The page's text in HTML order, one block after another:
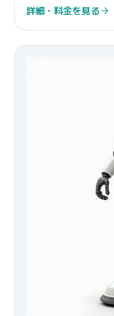
詳細・料金を見る